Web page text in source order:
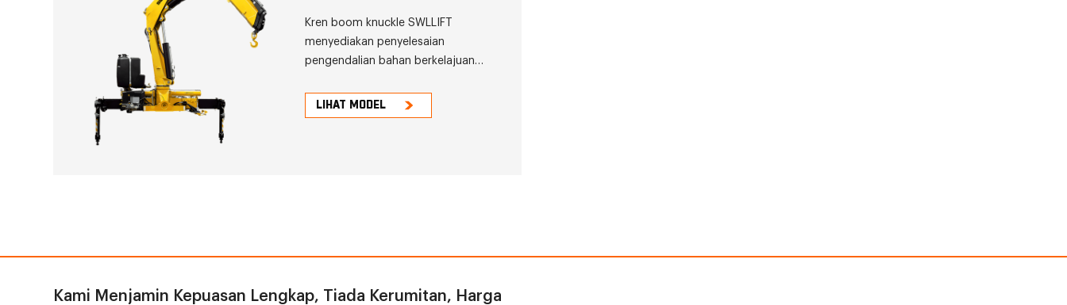
Kren boom knuckle SWLLIFT
menyediakan penyelesaian
pengendalian bahan berkelajuan
prestasi unggul. Kren knuckle boom
SWLLIFT mampu bergerak dan
mereka melakukan pelbagai kitaran
LIHAT MODEL
Kami Menjamin Kepuasan Lengkap, Tiada Kerumitan, Harga